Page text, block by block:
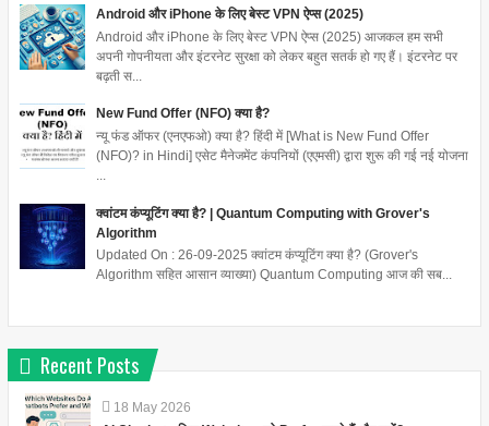
Android और iPhone के लिए बेस्ट VPN ऐप्स (2025)
Android और iPhone के लिए बेस्ट VPN ऐप्स (2025) आजकल हम सभी
अपनी गोपनीयता और इंटरनेट सुरक्षा को लेकर बहुत सतर्क हो गए हैं। इंटरनेट पर
बढ़ती स...
New Fund Offer (NFO) क्या है?
न्यू फंड ऑफर (एनएफओ) क्या है? हिंदी में [What is New Fund Offer
(NFO)? in Hindi] एसेट मैनेजमेंट कंपनियों (एएमसी) द्वारा शुरू की गई नई योजना
क्वांटम कंप्यूटिंग क्या है? | Quantum Computing with Grover's
Algorithm
Updated On : 26-09-2025 क्वांटम कंप्यूटिंग क्या है? (Grover's
Algorithm सहित आसान व्याख्या) Quantum Computing आज की सब...
Recent Posts
18 May 2026